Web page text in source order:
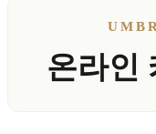
온라인